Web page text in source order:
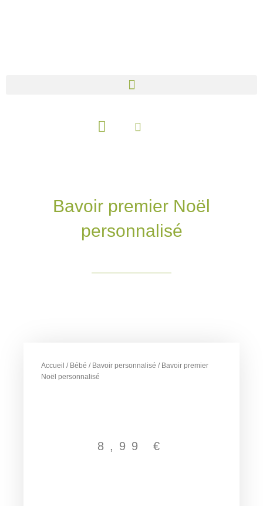
Panier
Bavoir premier Noël
personnalisé
Accueil / Bébé / Bavoir personnalisé / Bavoir premier
Noël personnalisé
8,99 €